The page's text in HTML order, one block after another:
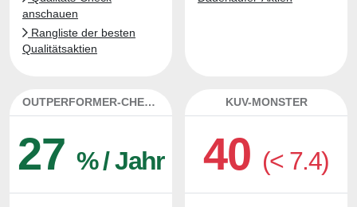
anschauen
Rangliste der besten
Qualitätsaktien
OUTPERFORMER-CHECK
27 % / Jahr
KUV-MONSTER
40 (< 7.4)